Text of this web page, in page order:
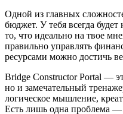
Одной из главных
бюджет. У тебя всегда будет
то, что идеально на твое
правильно управлять
ресурсами можно достичь
Bridge Constructor Portal —
но и замечательный
логическое мышление,
Есть лишь одна проблема —